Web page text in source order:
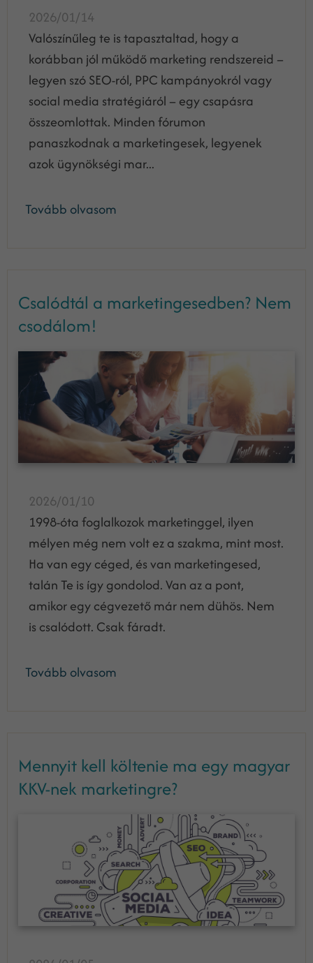
2026/01/14
Valószínűleg te is tapasztaltad, hogy a
korábban jól működő marketing rendszereid –
legyen szó SEO-ról, PPC kampányokról vagy
social media stratégiáról – egy csapásra
összeomlottak. Minden fórumon
panaszkodnak a marketingesek, legyenek
azok ügynökségi mar...
Tovább olvasom
Csalódtál a marketingesedben? Nem
csodálom!
2026/01/10
1998-óta foglalkozok marketinggel, ilyen
mélyen még nem volt ez a szakma, mint most.
Ha van egy céged, és van marketingesed,
talán Te is így gondolod. Van az a pont,
amikor egy cégvezető már nem dühös. Nem
is csalódott. Csak fáradt.
Tovább olvasom
Mennyit kell költenie ma egy magyar
KKV-nek marketingre?